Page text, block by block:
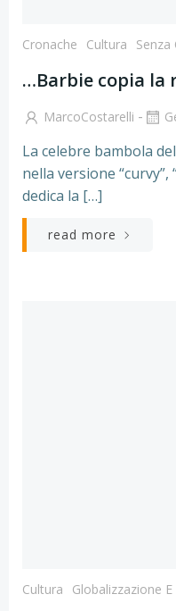
Cronache Cultura Senza
…Barbie copia la
MarcoCostarelli -
La celebre bambola
nella versione “curvy”,
dedica la […]
read more
Cultura Globalizzazione